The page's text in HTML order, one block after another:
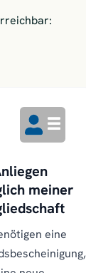
meiner
eine